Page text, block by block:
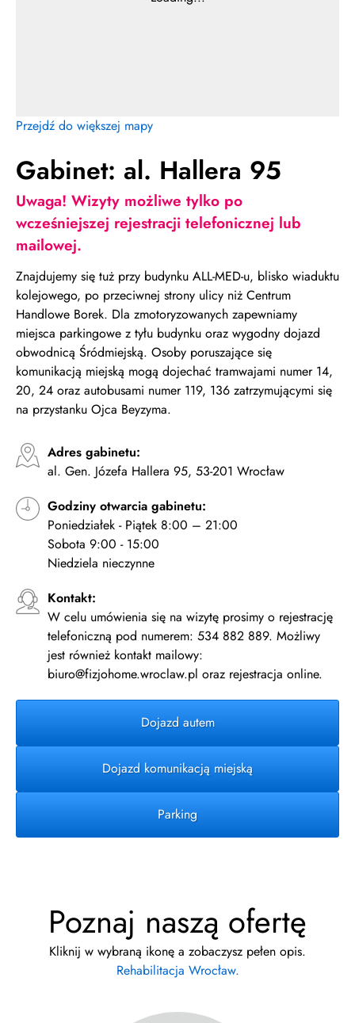
Przejdź do większej mapy
Gabinet: al. Hallera 95
Uwaga! Wizyty możliwe tylko po
wcześniejszej rejestracji telefonicznej lub
mailowej.
Znajdujemy się tuż przy budynku ALL-MED-u, blisko wiaduktu
kolejowego, po przeciwnej strony ulicy niż Centrum
Handlowe Borek. Dla zmotoryzowanych zapewniamy
miejsca parkingowe z tyłu budynku oraz wygodny dojazd
obwodnicą Śródmiejską. Osoby poruszające się
komunikacją miejską mogą dojechać tramwajami numer 14,
20, 24 oraz autobusami numer 119, 136 zatrzymującymi się
na przystanku Ojca Beyzyma.
Adres gabinetu:
al. Gen. Józefa Hallera 95, 53-201 Wrocław
Godziny otwarcia gabinetu:
Poniedziałek - Piątek 8:00 – 21:00
Sobota 9:00 - 15:00
Niedziela nieczynne
Kontakt:
W celu umówienia się na wizytę prosimy o rejestrację
telefoniczną pod numerem: 534 882 889. Możliwy
jest również kontakt mailowy:
biuro@fizjohome.wroclaw.pl oraz rejestracja online.
Dojazd autem
Dojazd komunikacją miejską
Parking
Poznaj naszą ofertę
Kliknij w wybraną ikonę a zobaczysz pełen opis.
Rehabilitacja Wrocław.